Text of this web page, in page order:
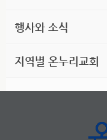
행사와 소식
지역별 온누리교회